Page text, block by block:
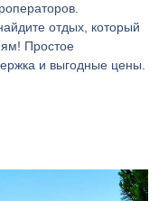
отдых, который
Простое
и выгодные цены.